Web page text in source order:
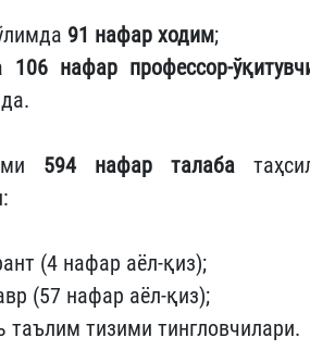
91 нафар ходим;
106 нафар профессор-
594 нафар талаба
(4 нафар аёл-қиз);
(57 нафар аёл-қиз);
таълим тизими тингловчилари.